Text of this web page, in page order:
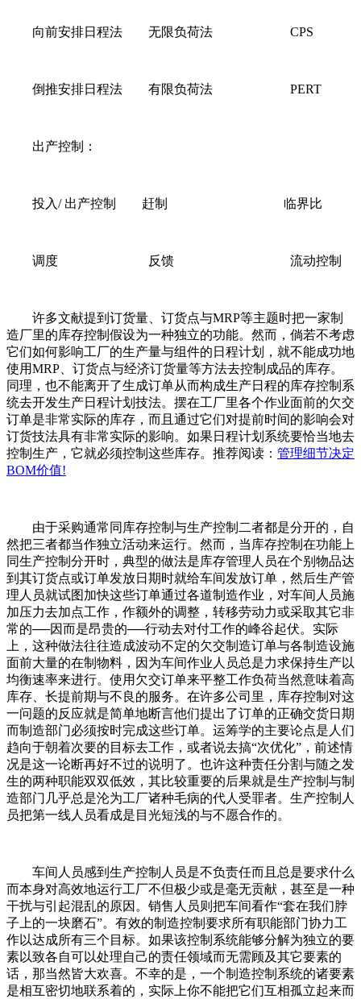
向前安排日程法 无限负荷法 CPS
倒推安排日程法 有限负荷法 PERT
出产控制：
投入/ 出产控制 赶制 临界比
调度 反馈 流动控制
许多文献提到订货量、订货点与MRP等主题时把一家制
造厂里的库存控制假设为一种独立的功能。然而，倘若不考虑
它们如何影响工厂的生产量与组件的日程计划，就不能成功地
使用MRP、订货点与经济订货量等方法去控制成品的库存。
同理，也不能离开了生成订单从而构成生产日程的库存控制系
统去开发生产日程计划技法。摆在工厂里各个作业面前的欠交
订单是非常实际的库存，而且通过它们对提前时间的影响会对
订货技法具有非常实际的影响。如果日程计划系统要恰当地去
控制生产，它就必须控制这些库存。推荐阅读： 管理细节决定
BOM价值!
由于采购通常同库存控制与生产控制二者都是分开的，自
然把三者都当作独立活动来运行。然而，当库存控制在功能上
同生产控制分开时，典型的做法是库存管理人员在个别物品达
到其订货点或订单发放日期时就给车间发放订单，然后生产管
理人员就试图加快这些订单通过各道制造作业，对车间人员施
加压力去加点工作，作额外的调整，转移劳动力或采取其它非
常的──因而是昂贵的──行动去对付工作的峰谷起伏。实际
上，这种做法往往造成波动不定的欠交制造订单与各制造设施
面前大量的在制物料，因为车间作业人员总是力求保持生产以
均衡速率来进行。使用欠交订单来平整工作负荷当然意味着高
库存、长提前期与不良的服务。在许多公司里，库存控制对这
一问题的反应就是简单地断言他们提出了订单的正确交货日期
而制造部门必须按时完成这些订单。运筹学的主要论点是人们
趋向于朝着次要的目标去工作，或者说去搞“次优化”，前述情
况是这一论断再好不过的说明了。也许这种责任分割与随之发
生的两种职能双双低效，其比较重要的后果就是生产控制与制
造部门几乎总是沦为工厂诸种毛病的代人受罪者。生产控制人
员把第一线人员看成是目光短浅的与不愿合作的。
车间人员感到生产控制人员是不负责任而且总是要求什么
而本身对高效地运行工厂不但极少或是毫无贡献，甚至是一种
干扰与引起混乱的原因。销售人员则把车间看作“套在我们脖
子上的一块磨石”。有效的制造控制要求所有职能部门协力工
作以达成所有三个目标。如果该控制系统能够分解为独立的要
素以致各自可以处理自己的责任领域而无需顾及其它要素的
话，那当然皆大欢喜。不幸的是，一个制造控制系统的诸要素
是相互密切地联系着的，实际上你不能把它们互相孤立起来而